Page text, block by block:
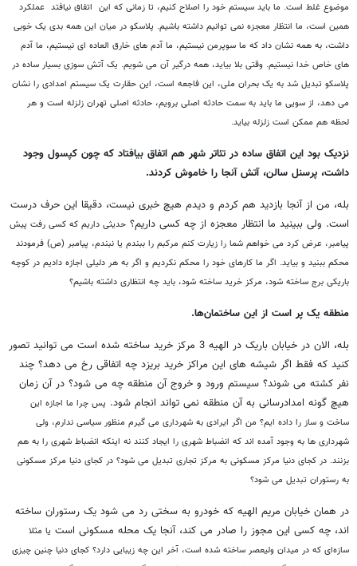
موضوع غلط است. ما باید سیستم خود را اصلاح کنیم، تا زمانی که این اتفاق نیافتد عملکرد
همین است، ما انتظار معجزه نمی توانیم داشته باشیم. پلاسکو در میان این همه بدی یک خوبی
داشت، به همه نشان داد که ما سوپرمن نیستیم، ما آدم های خارق العاده ای نیستیم، ما آدم
های خاص خدا نیستیم. وقتی بلا بیاید، همه درگیر آن می شویم. یک آتش سوزی بسیار ساده در
پلاسکو تبدیل شد به یک بحران ملی، این فاجعه است، این حقارت یک سیستم امدادی را نشان
می دهد، از سویی ما باید به سمت حادثه اصلی برویم، حادثه اصلی تهران زلزله است و هر
لحظه هم ممکن است زلزله بیاید.
نزدیک بود این اتفاق ساده در تئاتر شهر هم اتفاق بیافتاد که چون کپسول وجود
داشت، پرسنل سالن، آتش آنجا را خاموش کردند.
بله، من از آنجا بازدید هم کردم و دیدم هیچ خبری نیست، دقیقا این حرف درست
است. ولی ببینید ما انتظار معجزه از چه کسی داریم؟ حدیثی داریم که کسی رفت پیش
پیامبر، عرض كرد می خواهم شما را زیارت کنم مرکبم را ببندم یا نبندم، پیامبر (ص) فرمودند
محکم ببنید و بیايد. اگر ما کارهای خود را محکم نکردیم و اگر به هر دلیلی اجازه دادیم در کوچه
باریکی برج ساخته شود، مرکز خرید ساخته شود، باید چه انتظاری داشته باشیم؟
منطقه یک پر است از این ساختمان‌ها.
بله، الان در خیابان باریک در الهیه 3 مرکز خرید ساخته شده است می توانید تصور
کنید که فقط اگر شیشه های این مراکز خرید بریزد چه اتفاقی رخ می دهد؟ چند
نفر کشته می شوند؟ سیستم ورود و خروج آن منطقه چه می شود؟ در آن زمان
هیچ گونه امدادرسانی به آن منطقه نمی تواند انجام شود. پس چرا ما اجازه این
ساخت و ساز را داده ایم؟ من اگر ایرادی به شهرداری می گیرم منظور سیاسی ندارم، ولی
شهرداری ها به وجود آمده اند که انضباط شهری را ایجاد کنند نه اینکه انضباط شهری را به هم
بزنند. در کجای دنیا مرکز مسکونی به مرکز تجاری تبدیل می شود؟ در کجای دنیا مرکز مسکونی
به رستوران تبدیل می شود؟
در همان خیابان مریم الهیه که خودرو به سختی رد می شود یک رستوران ساخته
اند، چه کسی این مجوز را صادر می کند، آنجا یک محله مسکونی است یا مثلا
سازه‌ای که در میدان ولیعصر ساخته شده است، آخر این چه زیبایی دارد؟ کجای دنیا چنین چیزی